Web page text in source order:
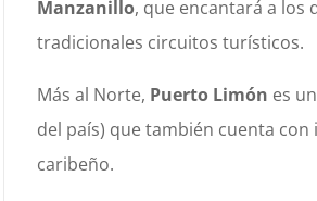
Manzanillo, que encantará a los
tradicionales circuitos turísticos.
Más al Norte, Puerto Limón es
del país) que también cuenta
caribeño.